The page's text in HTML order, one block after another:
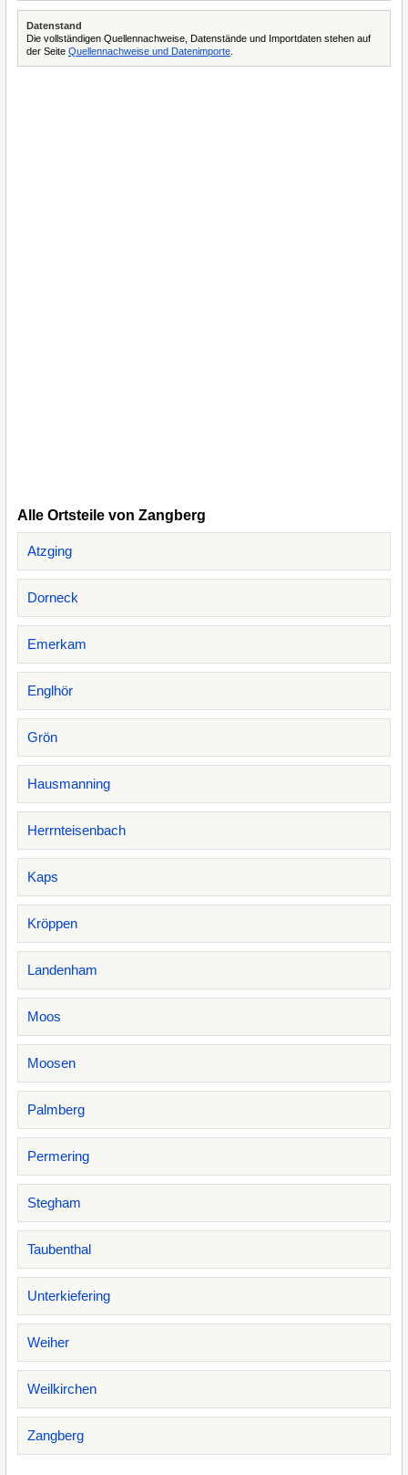
Datenstand
Die vollständigen Quellennachweise, Datenstände und Importdaten stehen auf
der Seite Quellennachweise und Datenimporte
Alle Ortsteile von Zangberg
Atzging
Dorneck
Emerkam
Englhör
Grön
Hausmanning
Herrnteisenbach
Kaps
Kröppen
Landenham
Moos
Moosen
Palmberg
Permering
Stegham
Taubenthal
Unterkiefering
Weiher
Weilkirchen
Zangberg